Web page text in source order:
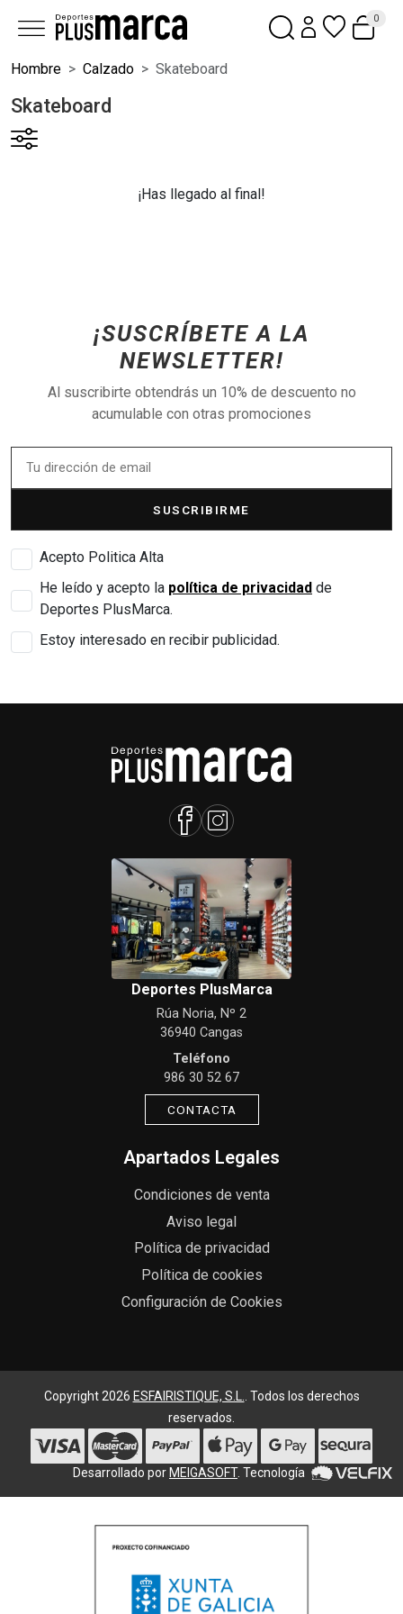
0
Hombre Calzado Skateboard
Skateboard
¡Has llegado al final!
¡SUSCRÍBETE A LA
NEWSLETTER!
Al suscribirte obtendrás un 10% de descuento no
acumulable con otras promociones
SUSCRIBIRME
Acepto Politica Alta
He leído y acepto la política de privacidad de
Deportes PlusMarca.
Estoy interesado en recibir publicidad.
Deportes PlusMarca
Rúa Noria, Nº 2
36940 Cangas
Teléfono
986 30 52 67
CONTACTA
Apartados Legales
Condiciones de venta
Aviso legal
Política de privacidad
Política de cookies
Configuración de Cookies
Copyright 2026 ESFAIRISTIQUE, S.L.
. Todos los derechos
reservados.
Desarrollado porMEIGASOFT. Tecnología